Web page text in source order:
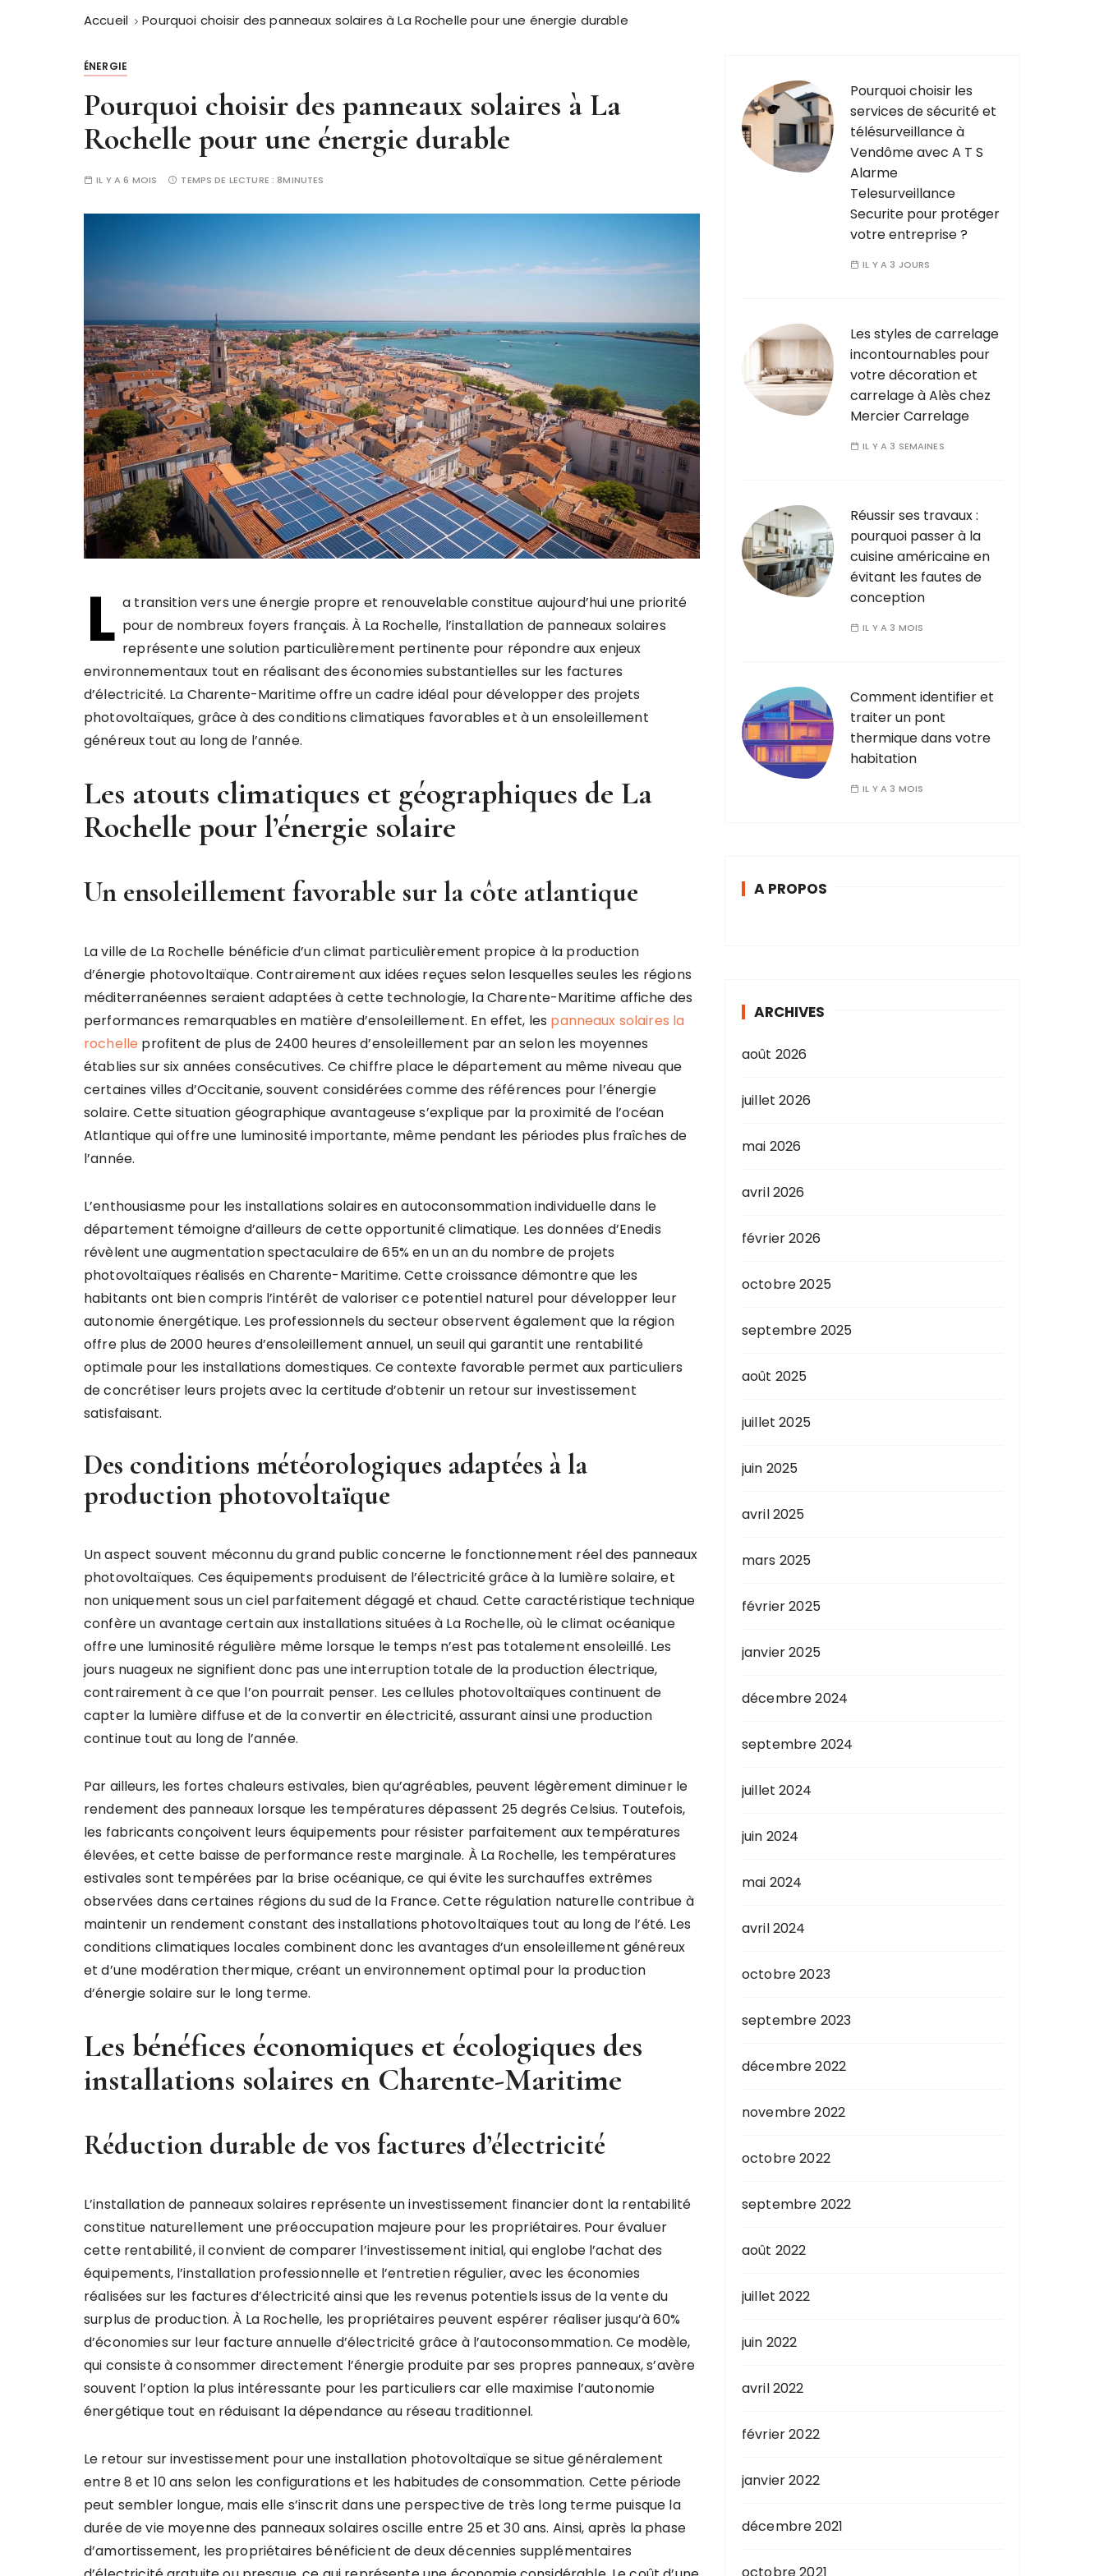
Accueil Pourquoi choisir des panneaux solaires à La Rochelle pour une énergie durable
ÉNERGIE
Pourquoi choisir des panneaux solaires à La
Rochelle pour une énergie durable
IL Y A 6 MOIS TEMPS DE LECTURE :8MINUTES
L a transition vers une énergie propre et renouvelable constitue aujourd’hui une priorité
pour de nombreux foyers français. À La Rochelle, l’installation de panneaux solaires
représente une solution particulièrement pertinente pour répondre aux enjeux
environnementaux tout en réalisant des économies substantielles sur les factures
d’électricité. La Charente-Maritime offre un cadre idéal pour développer des projets
photovoltaïques, grâce à des conditions climatiques favorables et à un ensoleillement
généreux tout au long de l’année.
Les atouts climatiques et géographiques de La
Rochelle pour l’énergie solaire
Un ensoleillement favorable sur la côte atlantique
La ville de La Rochelle bénéficie d’un climat particulièrement propice à la production
d’énergie photovoltaïque. Contrairement aux idées reçues selon lesquelles seules les régions
méditerranéennes seraient adaptées à cette technologie, la Charente-Maritime affiche des
performances remarquables en matière d’ensoleillement. En effet, les panneaux solaires la
rochelle profitent de plus de 2400 heures d’ensoleillement par an selon les moyennes
établies sur six années consécutives. Ce chiffre place le département au même niveau que
certaines villes d’Occitanie, souvent considérées comme des références pour l’énergie
solaire. Cette situation géographique avantageuse s’explique par la proximité de l’océan
Atlantique qui offre une luminosité importante, même pendant les périodes plus fraîches de
l’année.
L’enthousiasme pour les installations solaires en autoconsommation individuelle dans le
département témoigne d’ailleurs de cette opportunité climatique. Les données d’Enedis
révèlent une augmentation spectaculaire de 65% en un an du nombre de projets
photovoltaïques réalisés en Charente-Maritime. Cette croissance démontre que les
habitants ont bien compris l’intérêt de valoriser ce potentiel naturel pour développer leur
autonomie énergétique. Les professionnels du secteur observent également que la région
offre plus de 2000 heures d’ensoleillement annuel, un seuil qui garantit une rentabilité
optimale pour les installations domestiques. Ce contexte favorable permet aux particuliers
de concrétiser leurs projets avec la certitude d’obtenir un retour sur investissement
satisfaisant.
Des conditions météorologiques adaptées à la
production photovoltaïque
Un aspect souvent méconnu du grand public concerne le fonctionnement réel des panneaux
photovoltaïques. Ces équipements produisent de l’électricité grâce à la lumière solaire, et
non uniquement sous un ciel parfaitement dégagé et chaud. Cette caractéristique technique
confère un avantage certain aux installations situées à La Rochelle, où le climat océanique
offre une luminosité régulière même lorsque le temps n’est pas totalement ensoleillé. Les
jours nuageux ne signifient donc pas une interruption totale de la production électrique,
contrairement à ce que l’on pourrait penser. Les cellules photovoltaïques continuent de
capter la lumière diffuse et de la convertir en électricité, assurant ainsi une production
continue tout au long de l’année.
Par ailleurs, les fortes chaleurs estivales, bien qu’agréables, peuvent légèrement diminuer le
rendement des panneaux lorsque les températures dépassent 25 degrés Celsius. Toutefois,
les fabricants conçoivent leurs équipements pour résister parfaitement aux températures
élevées, et cette baisse de performance reste marginale. À La Rochelle, les températures
estivales sont tempérées par la brise océanique, ce qui évite les surchauffes extrêmes
observées dans certaines régions du sud de la France. Cette régulation naturelle contribue à
maintenir un rendement constant des installations photovoltaïques tout au long de l’été. Les
conditions climatiques locales combinent donc les avantages d’un ensoleillement généreux
et d’une modération thermique, créant un environnement optimal pour la production
d’énergie solaire sur le long terme.
Les bénéfices économiques et écologiques des
installations solaires en Charente-Maritime
Réduction durable de vos factures d’électricité
L’installation de panneaux solaires représente un investissement financier dont la rentabilité
constitue naturellement une préoccupation majeure pour les propriétaires. Pour évaluer
cette rentabilité, il convient de comparer l’investissement initial, qui englobe l’achat des
équipements, l’installation professionnelle et l’entretien régulier, avec les économies
réalisées sur les factures d’électricité ainsi que les revenus potentiels issus de la vente du
surplus de production. À La Rochelle, les propriétaires peuvent espérer réaliser jusqu’à 60%
d’économies sur leur facture annuelle d’électricité grâce à l’autoconsommation. Ce modèle,
qui consiste à consommer directement l’énergie produite par ses propres panneaux, s’avère
souvent l’option la plus intéressante pour les particuliers car elle maximise l’autonomie
énergétique tout en réduisant la dépendance au réseau traditionnel.
Le retour sur investissement pour une installation photovoltaïque se situe généralement
entre 8 et 10 ans selon les configurations et les habitudes de consommation. Cette période
peut sembler longue, mais elle s’inscrit dans une perspective de très long terme puisque la
durée de vie moyenne des panneaux solaires oscille entre 25 et 30 ans. Ainsi, après la phase
d’amortissement, les propriétaires bénéficient de deux décennies supplémentaires
Pourquoi choisir les
services de sécurité et
télésurveillance à
Vendôme avec A T S
Alarme
Telesurveillance
Securite pour protéger
votre entreprise ?
IL Y A 3 JOURS
Les styles de carrelage
incontournables pour
votre décoration et
carrelage à Alès chez
Mercier Carrelage
IL Y A 3 SEMAINES
Réussir ses travaux :
pourquoi passer à la
cuisine américaine en
évitant les fautes de
conception
IL Y A 3 MOIS
Comment identifier et
traiter un pont
thermique dans votre
habitation
IL Y A 3 MOIS
A PROPOS
ARCHIVES
août 2026
juillet 2026
mai 2026
avril 2026
février 2026
octobre 2025
septembre 2025
août 2025
juillet 2025
juin 2025
avril 2025
mars 2025
février 2025
janvier 2025
décembre 2024
septembre 2024
juillet 2024
juin 2024
mai 2024
avril 2024
octobre 2023
septembre 2023
décembre 2022
novembre 2022
octobre 2022
septembre 2022
août 2022
juillet 2022
juin 2022
avril 2022
février 2022
janvier 2022
décembre 2021
octobre 2021